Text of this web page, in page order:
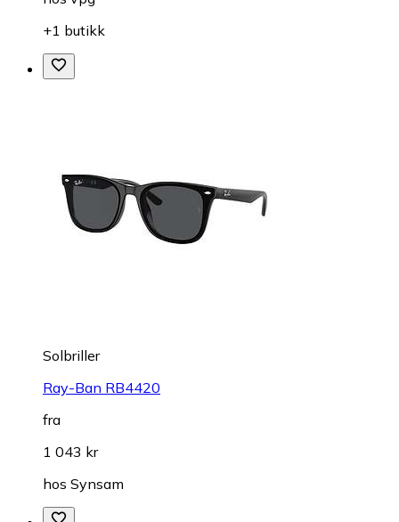
+1 butikk
Solbriller
Ray-Ban RB4420
fra
1 043 kr
hos Synsam